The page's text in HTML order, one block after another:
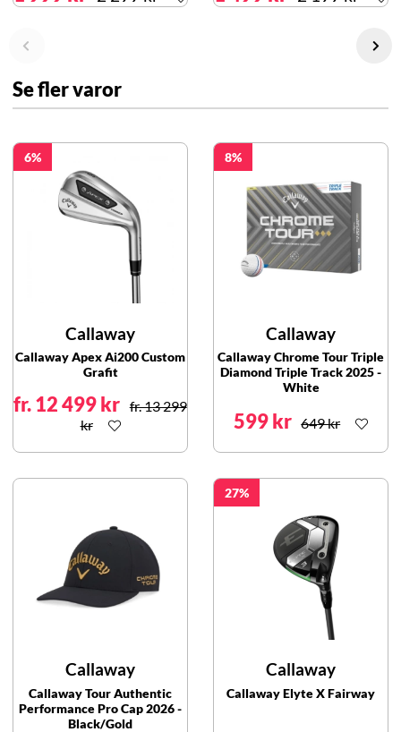
Se fler varor
6
Callaway
Callaway Apex Ai200 Custom
Grafit
fr. 12 499 kr fr. 13 299
kr
8
Callaway
Callaway Chrome Tour Triple
Diamond Triple Track 2025 -
White
599 kr 649 kr
Callaway
Callaway Tour Authentic
Performance Pro Cap 2026 -
Black/Gold
27
Callaway
Callaway Elyte X Fairway